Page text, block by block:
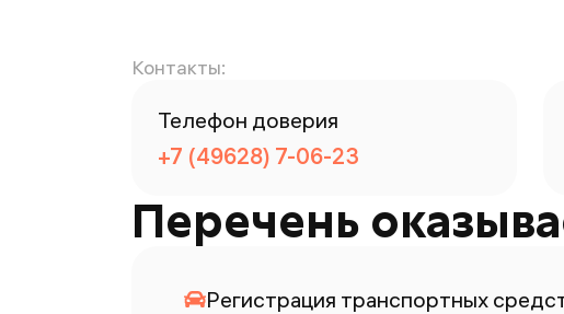
Контакты:
Телефон доверия
+7 (49628) 7-06-23
Перечень
Регистрация транспортных